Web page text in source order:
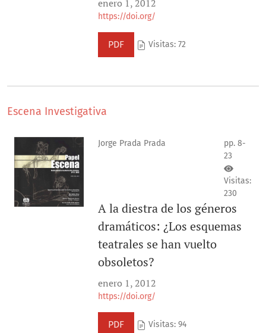
enero 1, 2012
https://doi.org/
PDF Visitas: 72
Escena Investigativa
Jorge Prada Prada
pp. 8-
23
Visitas:
230
A la diestra de los géneros
dramáticos: ¿Los esquemas
teatrales se han vuelto
obsoletos?
enero 1, 2012
https://doi.org/
PDF Visitas: 94